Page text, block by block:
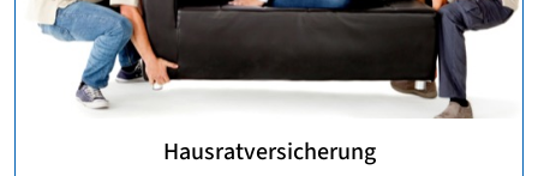
Hausratversicherung